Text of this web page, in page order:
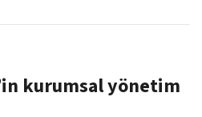
kurumsal yönetim